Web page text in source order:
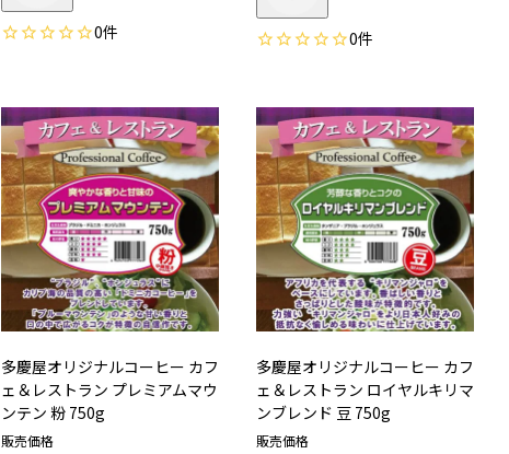
0 0
多慶屋オリジナルコーヒー カフ
ェ＆レストラン プレミアムマウ
ンテン 粉 750g
販売価格
多慶屋オリジナルコーヒー カフ
ェ＆レストラン ロイヤルキリマ
ンブレンド 豆 750g
販売価格